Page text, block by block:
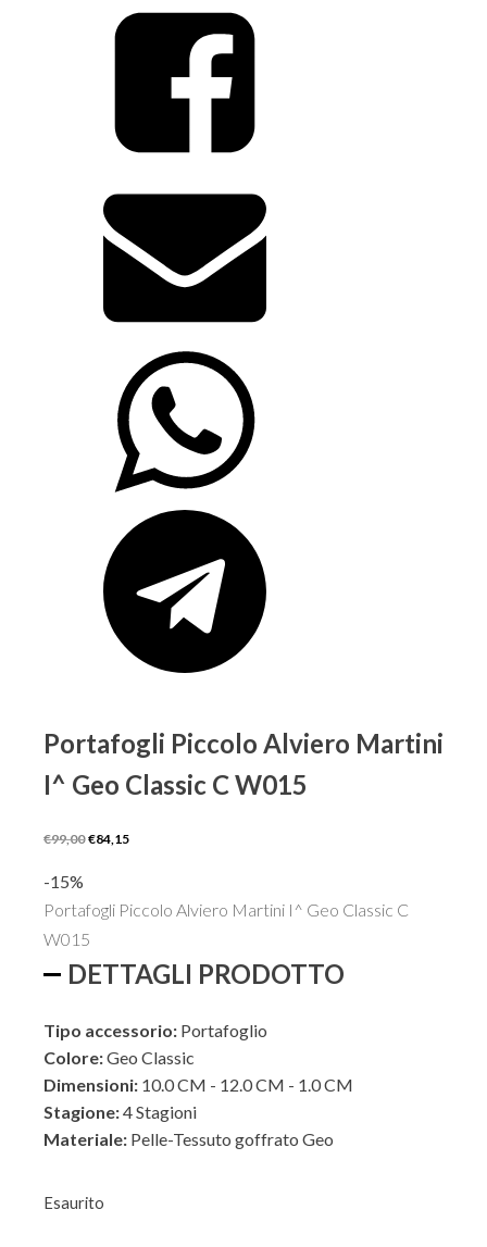
Portafogli Piccolo Alviero Martini
I^ Geo Classic C W015
€99,00 Il
era:
€99,00.
€84,15Il
è:
-15%
Portafogli Piccolo Alviero Martini I^ Geo Classic C
W015
DETTAGLI PRODOTTO
Tipo accessorio: Portafoglio
Colore:Geo Classic
Dimensioni: 10.0 CM - 12.0 CM - 1.0 CM
Stagione:4 Stagioni
Materiale: Pelle-Tessuto goffrato Geo
ESTERNO
Esaurito